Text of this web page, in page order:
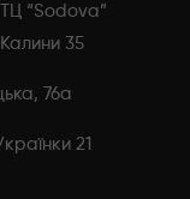
“Sodova”
35
76а
21